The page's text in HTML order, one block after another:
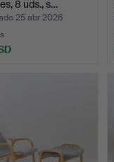
8 uds., s…
25 abr 2026